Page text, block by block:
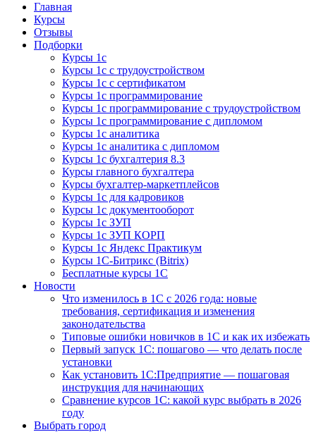
Курсы 1С
Курсы 1С официальная сертификация
Главная
Курсы
Отзывы
Подборки
Курсы 1с
Курсы 1с с трудоустройством
Курсы 1с с сертификатом
Курсы 1с программирование
Курсы 1с программирование с трудоустройством
Курсы 1с программирование с дипломом
Курсы 1с аналитика
Курсы 1с аналитика с дипломом
Курсы 1с бухгалтерия 8.3
Курсы главного бухгалтера
Курсы бухгалтер-маркетплейсов
Курсы 1с для кадровиков
Курсы 1с документооборот
Курсы 1с ЗУП
Курсы 1с ЗУП КОРП
Курсы 1с Яндекс Практикум
Курсы 1С-Битрикс (Bitrix)
Бесплатные курсы 1С
Новости
Что изменилось в 1С с 2026 года: новые
требования, сертификация и изменения
законодательства
Типовые ошибки новичков в 1С и как их избежать
Первый запуск 1С: пошагово — что делать после
установки
Как установить 1С:Предприятие — пошаговая
инструкция для начинающих
Сравнение курсов 1С: какой курс выбрать в 2026
году
Выбрать город